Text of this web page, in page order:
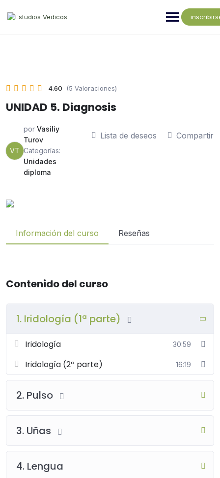
4.60 (5 Valoraciones)
UNIDAD 5. Diagnosis
VT
por Vasiliy
Turov
Categorías:
Unidades
diploma
Lista de deseos Compartir
Información del curso Reseñas
Contenido del curso
1. Iridología (1ª parte)
Iridología 30:59
Iridología (2º parte) 16:19
2. Pulso
3. Uñas
4. Lengua